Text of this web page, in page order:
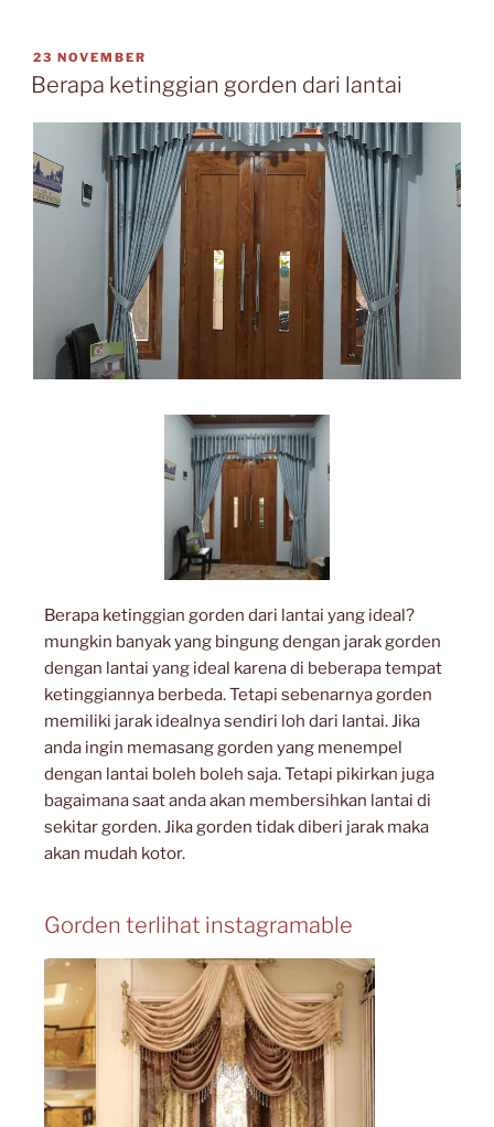
23 NOVEMBER
Berapa ketinggian gorden dari lantai
Berapa ketinggian gorden dari lantai yang ideal?
mungkin banyak yang bingung dengan jarak gorden
dengan lantai yang ideal karena di beberapa tempat
ketinggiannya berbeda. Tetapi sebenarnya gorden
memiliki jarak idealnya sendiri loh dari lantai. Jika
anda ingin memasang gorden yang menempel
dengan lantai boleh boleh saja. Tetapi pikirkan juga
bagaimana saat anda akan membersihkan lantai di
sekitar gorden. Jika gorden tidak diberi jarak maka
akan mudah kotor.
Gorden terlihat instagramable